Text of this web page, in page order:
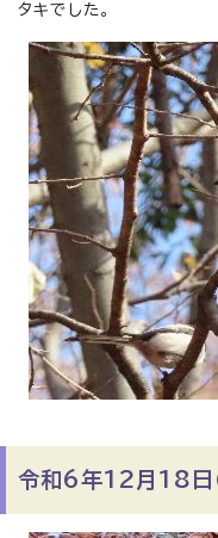
タキでした。
令和6年12月18日